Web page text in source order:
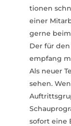
tionen
einer
gerne
Der für den
empfang
Als neuer
sehen.
sofort eine